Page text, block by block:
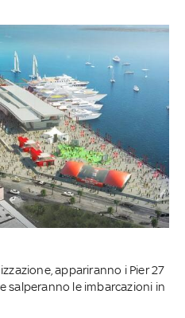
appariranno i Pier 27
salperanno le imbarcazioni in